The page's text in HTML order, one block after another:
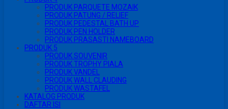
PRODUK PARQUETE MOZAIK
PRODUK PATUNG / RELIEF
PRODUK PEDESTAL BATH UP
PRODUK PEN HOLDER
PRODUK PRASASTI NAMEBOARD
PRODUK 5
PRODUK SOUVENIR
PRODUK TROPHY PIALA
PRODUK VANDEL
PRODUK WALL CLAUDING
PRODUK WASTAFEL
KATALOG PRODUK
DAFTAR ISI